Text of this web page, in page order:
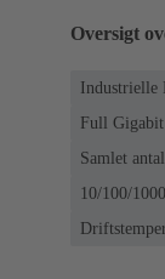
Oversigt
Industrielle
Full
Samlet
10/100/